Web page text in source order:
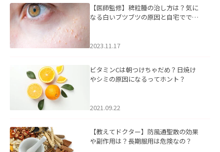
【医師監修】稗粒腫の治し方は？気に
なる白いブツブツの原因と自宅ででき
2023.11.17
ビタミンCは朝つけちゃだめ？日焼け
やシミの原因になるってホント？
2021.09.22
【教えてドクター】防風通聖散の効果
や副作用は？長期服用は危険なの？